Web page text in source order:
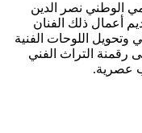
الوطني نصر الدين
أعمال ذلك الفنان
وتحويل اللوحات الفنية
رقمنة التراث الفني
عصرية.